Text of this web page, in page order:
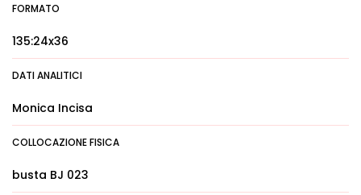
FORMATO
135:24x36
DATI ANALITICI
Monica Incisa
COLLOCAZIONE FISICA
busta BJ 023